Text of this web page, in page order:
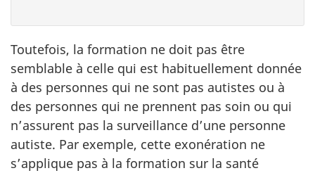
Toutefois, la formation ne doit pas être
semblable à celle qui est habituellement donnée
à des personnes qui ne sont pas autistes ou à
des personnes qui ne prennent pas soin ou qui
n’assurent pas la surveillance d’une personne
autiste. Par exemple, cette exonération ne
s’applique pas à la formation sur la santé